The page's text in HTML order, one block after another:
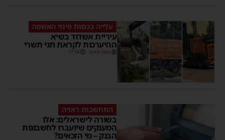
עלייה בכמות פינוי האשפה
עיריית אשדוד בשיא
ההיערכות לקראת חגי תשרי
משה קאהן 17:58
התחשבות ראויה
בשורה לישראלים: אלו
המענקים שיועברו לחשבונות
הבנק – מי הזכאים?